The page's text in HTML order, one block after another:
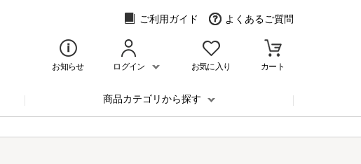
ご利用ガイド よくあるご質問
お知らせ ログイン お気に入り カート
商品カテゴリから探す